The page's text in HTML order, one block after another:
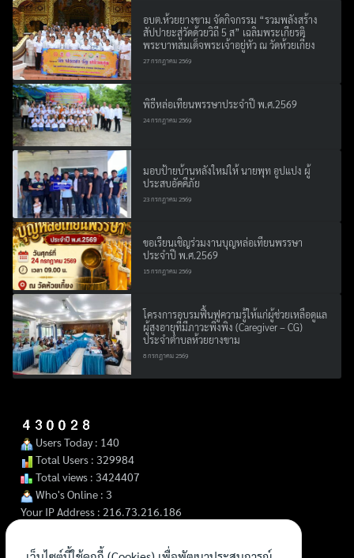
อบต.ห้วยยางขาม จัดกิจกรรม “รวมพลังสร้าง
สัปปายะสู่วัดด้วยวิถี 5 ส” เฉลิมพระเกียรติ
พระบาทสมเด็จพระเจ้าอยู่หัว ณ วัดห้วยเกี๋ยง
27 กรกฎาคม 2569
พิธีหล่อเทียนพรรษาประจำปี พ.ศ.2569
24 กรกฎาคม 2569
มอบป้ายบ้านหลังใหม่ให้ นายพุท อูปแปง ผู้
ประสบอัคคีภัย
23 กรกฎาคม 2569
ขอเรียนเชิญร่วมงานบุญหล่อเทียนพรรษา
ประจำปี พ.ศ.2569
15 กรกฎาคม 2569
โครงการอบรมฟื้นฟูความรู้ให้แก่ผู้ช่วยเหลือดูแล
ผู้สูงอายุที่มีภาวะพึ่งพิง (Caregiver – CG)
ประจำตำบลห้วยยางขาม
8 กรกฎาคม 2569
Users Today : 140
Total Users : 329984
Total views : 3424407
Who's Online : 3
Your IP Address : 216.73.216.186